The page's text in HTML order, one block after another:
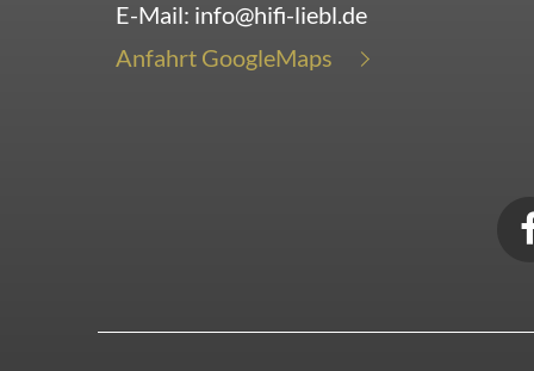
E-Mail: info@hifi-liebl.de
Anfahrt GoogleMaps